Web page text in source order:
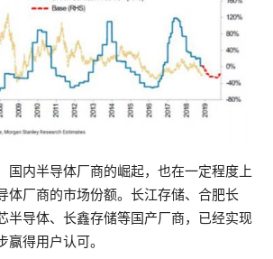
国内半导体厂商的崛起，也在一定程度上
体厂商的市场份额。长江存储、合肥长
半导体、长鑫存储等国产厂商，已经实现
赢得用户认可。